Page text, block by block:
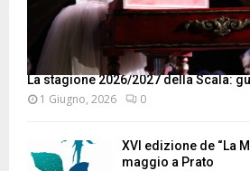
La stagione 2026/2027 della Scala:
1 Giugno, 2026 0
XVI edizione de “La
maggio a Prato